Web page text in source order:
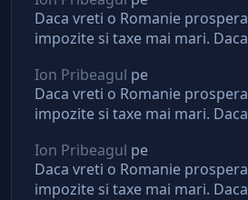
Daca vreti o Romanie
impozite si taxe mai mari.
Ion Pribeagul pe
Daca vreti o Romanie
impozite si taxe mai mari.
Ion Pribeagul pe
Daca vreti o Romanie
impozite si taxe mai mari.